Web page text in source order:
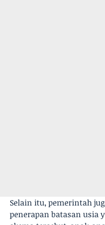
Selain itu, pemerintah
penerapan batasan usia